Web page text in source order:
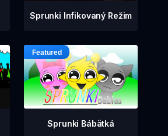
Sprunki Infikovaný Režim
Sprunki Bábätká